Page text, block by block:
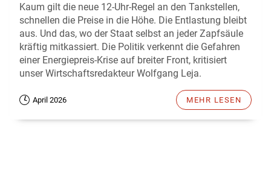
Kaum gilt die neue 12-Uhr-Regel an den Tankstellen,
schnellen die Preise in die Höhe. Die Entlastung bleibt
aus. Und das, wo der Staat selbst an jeder Zapfsäule
kräftig mitkassiert. Die Politik verkennt die Gefahren
einer Energiepreis-Krise auf breiter Front, kritisiert
unser Wirtschaftsredakteur Wolfgang Leja.
April 2026 MEHR LESEN